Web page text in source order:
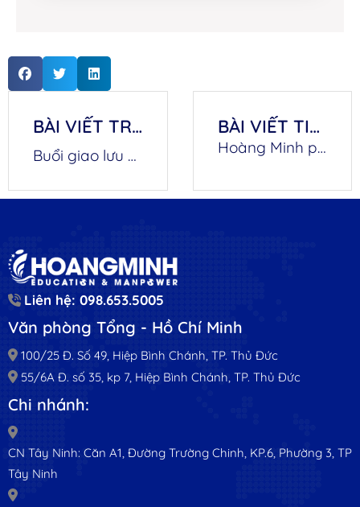
BÀI VIẾT TRƯỚC
Buổi giao lưu ý nghĩa cùng Trường Đại học Khoa học và Công nghệ Nam Khai
BÀI VIẾT TIẾP THEO
Hoàng Minh phối hợp khai giảng lớp tiếng Trung 0 đồng cho chương trình du học chuyên ban Đài Loan
Liên hệ: 098.653.5005
Văn phòng Tổng - Hồ Chí Minh
100/25 Đ. Số 49, Hiệp Bình Chánh, TP. Thủ Đức
55/6A Đ. số 35, kp 7, Hiệp Bình Chánh, TP. Thủ Đức
Chi nhánh:
CN Tây Ninh: Căn A1, Đường Trường Chinh, KP.6, Phường 3, TP
Tây Ninh